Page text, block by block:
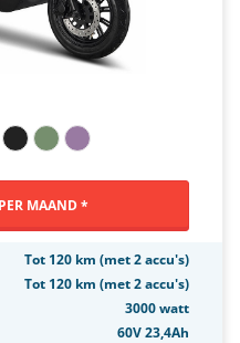
MAAND *
Tot 120 km (met 2 accu's)
Tot 120 km (met 2 accu's)
3000 watt
60V 23,4Ah